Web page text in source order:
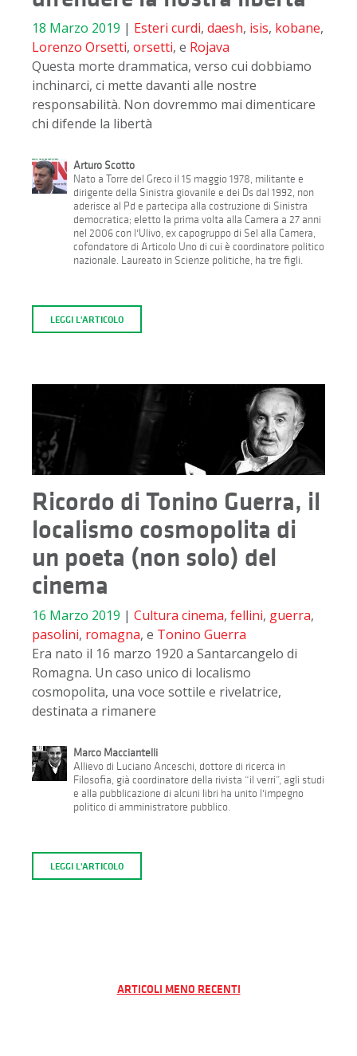
18 Marzo 2019 | Esteri curdi, daesh, isis, kobane,
Lorenzo Orsetti, orsetti, e Rojava
Questa morte drammatica, verso cui dobbiamo
inchinarci, ci mette davanti alle nostre
responsabilità. Non dovremmo mai dimenticare
chi difende la libertà
Arturo Scotto
Nato a Torre del Greco il 15 maggio 1978, militante e
dirigente della Sinistra giovanile e dei Ds dal 1992, non
aderisce al Pd e partecipa alla costruzione di Sinistra
democratica; eletto la prima volta alla Camera a 27 anni
nel 2006 con l'Ulivo, ex capogruppo di Sel alla Camera,
cofondatore di Articolo Uno di cui è coordinatore politico
nazionale. Laureato in Scienze politiche, ha tre figli.
LEGGI L'ARTICOLO
Ricordo di Tonino Guerra, il
localismo cosmopolita di
un poeta (non solo) del
cinema
16 Marzo 2019 | Cultura cinema, fellini, guerra,
pasolini, romagna, e Tonino Guerra
Era nato il 16 marzo 1920 a Santarcangelo di
Romagna. Un caso unico di localismo
cosmopolita, una voce sottile e rivelatrice,
destinata a rimanere
Marco Macciantelli
Allievo di Luciano Anceschi, dottore di ricerca in
Filosofia, già coordinatore della rivista “il verri”, agli studi
e alla pubblicazione di alcuni libri ha unito l'impegno
politico di amministratore pubblico.
LEGGI L'ARTICOLO
Navigazione
ARTICOLI MENO RECENTI